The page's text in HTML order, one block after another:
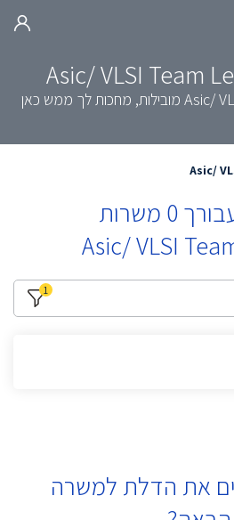
Asic/
0 משרות
Asic/ VLSI
1
את הדלת למשרה